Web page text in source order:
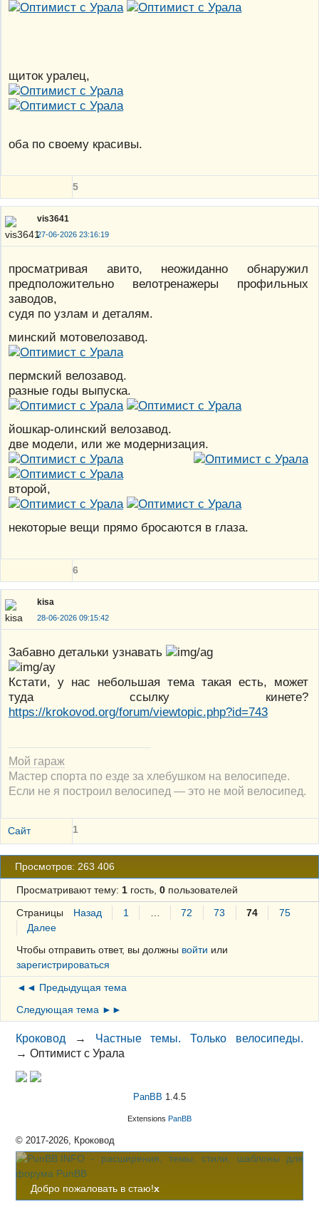
щиток уралец,
оба по своему красивы.
5
vis3641
27-06-2026 23:16:19
просматривая авито, неожиданно обнаружил
предположительно велотренажеры профильных
заводов,
судя по узлам и деталям.
минский мотовелозавод.
пермский велозавод.
разные годы выпуска.
йошкар-олинский велозавод.
две модели, или же модернизация.
второй,
некоторые вещи прямо бросаются в глаза.
6
kisa
28-06-2026 09:15:42
Забавно детальки узнавать
Кстати, у нас небольшая тема такая есть, может
туда ссылку кинете?
https://krokovod.org/forum/viewtopic.php?id=743
Мой гараж
Мастер спорта по езде за хлебушком на велосипеде.
Если не я построил велосипед — это не мой велосипед.
Сайт 1
Просмотров: 263 406
Просматривают тему: 1гость, 0пользователей
Страницы Назад 1 72 73 74
75
Далее
Чтобы отправить ответ, вы должны войти или
зарегистрироваться
◄◄ Предыдущая тема
Следующая тема ►►
Кроковод → Частные темы. Только велосипеды.
→Оптимист с Урала
PanBB 1.4.5
Extensions PanBB
© 2017-2026, Кроковод
Добро пожаловать в стаю!x